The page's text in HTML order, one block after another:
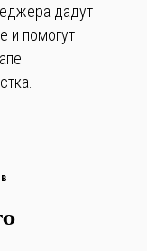
дадут
и помогут